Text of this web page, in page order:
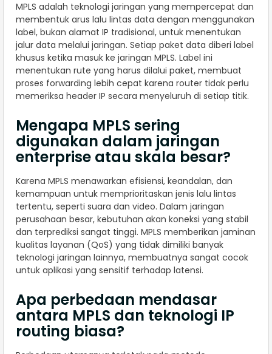
MPLS adalah teknologi jaringan yang mempercepat dan
membentuk arus lalu lintas data dengan menggunakan
label, bukan alamat IP tradisional, untuk menentukan
jalur data melalui jaringan. Setiap paket data diberi label
khusus ketika masuk ke jaringan MPLS. Label ini
menentukan rute yang harus dilalui paket, membuat
proses forwarding lebih cepat karena router tidak perlu
memeriksa header IP secara menyeluruh di setiap titik.
Mengapa MPLS sering
digunakan dalam jaringan
enterprise atau skala besar?
Karena MPLS menawarkan efisiensi, keandalan, dan
kemampuan untuk memprioritaskan jenis lalu lintas
tertentu, seperti suara dan video. Dalam jaringan
perusahaan besar, kebutuhan akan koneksi yang stabil
dan terprediksi sangat tinggi. MPLS memberikan jaminan
kualitas layanan (QoS) yang tidak dimiliki banyak
teknologi jaringan lainnya, membuatnya sangat cocok
untuk aplikasi yang sensitif terhadap latensi.
Apa perbedaan mendasar
antara MPLS dan teknologi IP
routing biasa?